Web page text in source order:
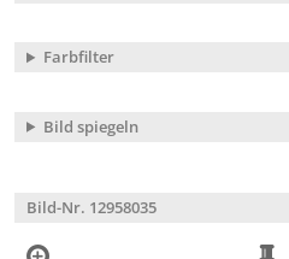
Farbfilter
Bild spiegeln
Bild-Nr. 12958035